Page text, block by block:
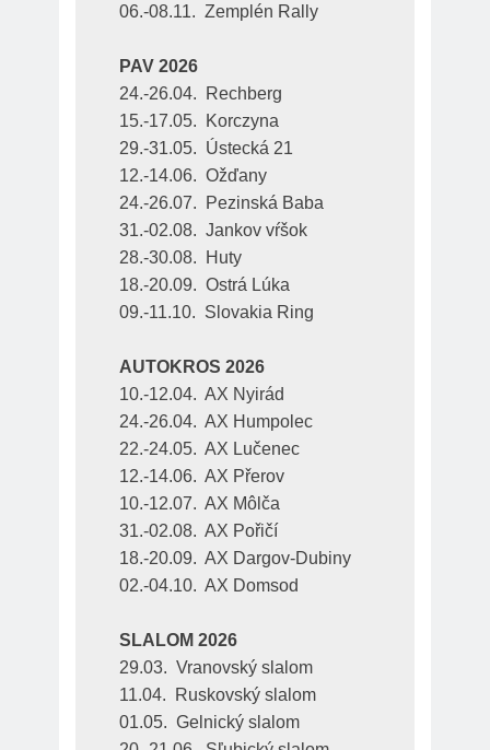
06.-08.11.  Zemplén Rally
PAV 2026
24.-26.04.  Rechberg
15.-17.05.  Korczyna
29.-31.05.  Ústecká 21
12.-14.06.  Ožďany
24.-26.07.  Pezinská Baba
31.-02.08.  Jankov vŕšok
28.-30.08.  Huty
18.-20.09.  Ostrá Lúka
09.-11.10.  Slovakia Ring
AUTOKROS 2026
10.-12.04.  AX Nyirád
24.-26.04.  AX Humpolec
22.-24.05.  AX Lučenec
12.-14.06.  AX Přerov
10.-12.07.  AX Môlča
31.-02.08.  AX Pořičí
18.-20.09.  AX Dargov-Dubiny
02.-04.10.  AX Domsod
SLALOM 2026
29.03.  Vranovský slalom
11.04.  Ruskovský slalom
01.05.  Gelnický slalom